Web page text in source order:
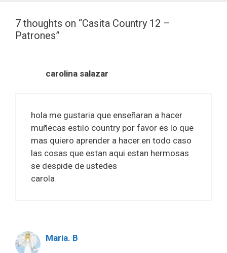
7 thoughts on “Casita Country 12 –
Patrones”
carolina salazar
hola me gustaria que enseñaran a hacer
muñecas estilo country por favor es lo que
mas quiero aprender a hacer.en todo caso
las cosas que estan aqui estan hermosas
se despide de ustedes
carola
Maria. B